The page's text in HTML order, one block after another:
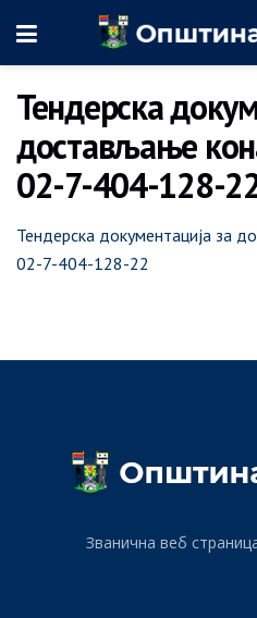
Тендерска
достављање
02-7-404-128-
Тендерска документација за
02-7-404-128-22
Званична веб